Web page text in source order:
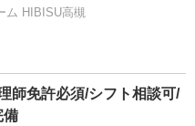
ム HIBISU高槻
師免許必須/シフト相談可/
備